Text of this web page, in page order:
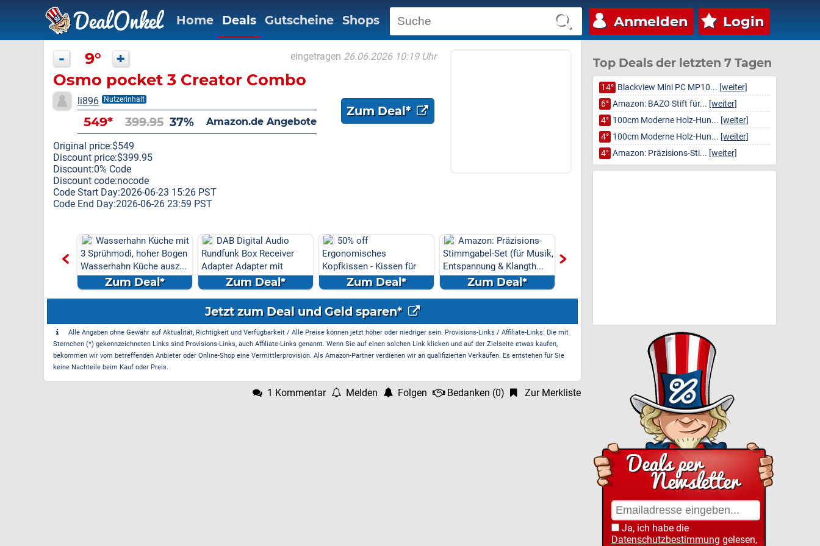
Anmelden Login
Home Deals Gutscheine Shops
- 9° + eingetragen 26.06.2026 10:19 Uhr
Osmo pocket 3 Creator Combo
li896 Nutzerinhalt
Zum Deal*
549* 399.95 37% Amazon.de Angebote
Original price:$549
Discount price:$399.95
Discount:0% Code
Discount code:nocode
Code Start Day:2026-06-23 15:26 PST
Code End Day:2026-06-26 23:59 PST
hoher Bogen
Küche ausz...
DAB Digital Audio
Rundfunk Box Receiver
Adapter Adapter mit
Antenn...Zum Deal*
50% off
Ergonomisches
Kopfkissen - Kissen für
SeitenZum Deal*
Amazon: Präzisions-
Stimmgabel-Set (für Musik,
Entspannung & Klangth...
Zum Deal*
Amazon: Elektrisches
Anti-Cellulite
Handmassagegerät (6
Massageköpf...
Zum Deal*
Jetzt zum Deal und Geld sparen*
Alle Angaben ohne Gewähr auf Aktualität, Richtigkeit und Verfügbarkeit / Alle Preise können jetzt höher oder niedriger sein. Provisions-Links / Affiliate-Links: Die mit
Sternchen (*) gekennzeichneten Links sind Provisions-Links, auch Affiliate-Links genannt. Wenn Sie auf einen solchen Link klicken und auf der Zielseite etwas kaufen,
bekommen wir vom betreffenden Anbieter oder Online-Shop eine Vermittlerprovision. Als Amazon-Partner verdienen wir an qualifizierten Verkäufen. Es entstehen für Sie
keine Nachteile beim Kauf oder Preis.
1 Kommentar Melden Folgen Bedanken (0) Zur Merkliste
Top Deals der letzten 7 Tagen
14° Blackview Mini PC MP10... [weiter]
6° Amazon: BAZO Stift für... [weiter]
4° 100cm Moderne Holz-Hun... [weiter]
4° 100cm Moderne Holz-Hun... [weiter]
4° Amazon: Präzisions-Sti... [weiter]
Ja, ich habe die
Datenschutzbestimmung gelesen,